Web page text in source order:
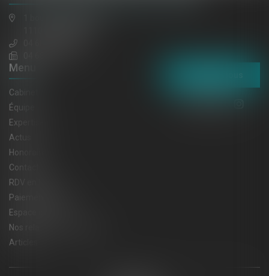
Menu
Cabinet
Équipe
Expertises
Actus
Honoraires
Contact
RDV en ligne
Paiement en ligne
Espace client
Nos relations privilégiées
Articles